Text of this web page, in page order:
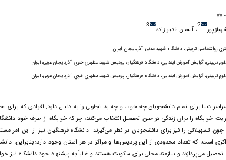
2، آيسان غدير زاده 3
روانشناسی تربیتی، دانشگاه شهید مدنی، آذربایجان، ایران
تربيتي، گرايش آموزش ابتدايي، دانشگاه فرهنگيان، پرديس شهيد مطهري خوي، آذربایجان غربی، ایران
تربيتي، گرايش آموزش ابتدايي، دانشگاه فرهنگيان، پرديس شهيد مطهري خوي، آذربایجان غربی، ایران
دنیا برای تمام دانشجویان چه خوب و چه بد تجاربی را به دنبال دارد. افرادی که برای
خوابگاه را برای زندگی در حین تحصیل انتخاب می‌کنند؛ چراکه خوابگاه از طرف خود
تسهیلاتی را نیز برای دانشجویان در نظر می‌گیرند. دانشگاه فرهنگیان نیز از این امر
است، که تعداد محدودی از این پردیس‌ها و مراکز در هر استان وجود دارد؛ بنابراین،
می‌پردازند و نیازمند محلی برای سکونت هستند و غالباً به پیشنهاد خود دانشگاه نیز